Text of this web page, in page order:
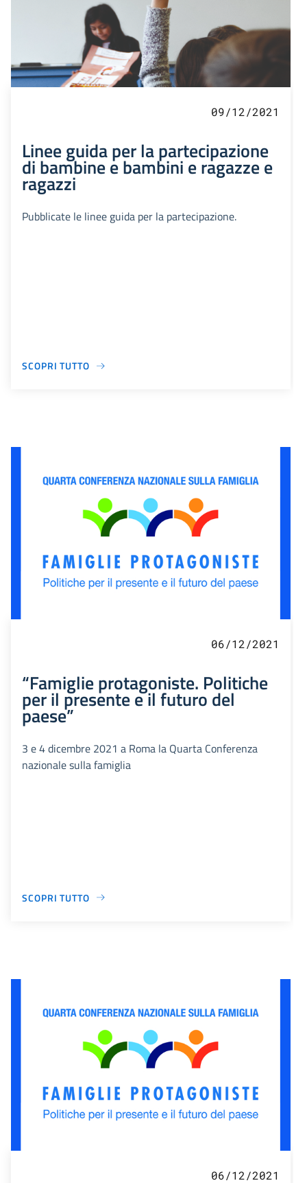
09/12/2021
Linee guida per la partecipazione
di bambine e bambini e ragazze e
ragazzi
Pubblicate le linee guida per la partecipazione.
SCOPRI TUTTO
06/12/2021
“Famiglie protagoniste. Politiche
per il presente e il futuro del
paese”
3 e 4 dicembre 2021 a Roma la Quarta Conferenza
nazionale sulla famiglia
SCOPRI TUTTO
06/12/2021